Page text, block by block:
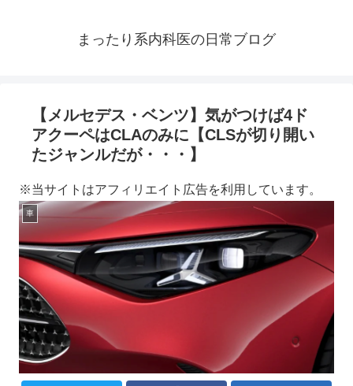
まったり系内科医の日常ブログ
【メルセデス・ベンツ】気がつけば4ド
アクーペはCLAのみに【CLSが切り開い
たジャンルだが・・・】
※当サイトはアフィリエイト広告を利用しています。
車